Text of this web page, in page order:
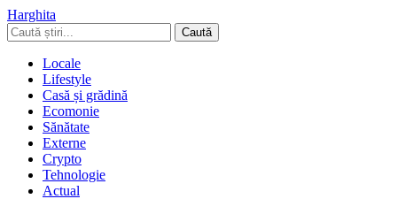
Harghita
Caută
Locale
Lifestyle
Casă și grădină
Ecomonie
Sănătate
Externe
Crypto
Tehnologie
Actual